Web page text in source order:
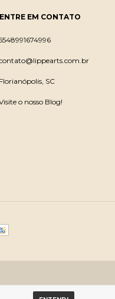
ENTRE EM CONTATO
Florianópolis, SC
o nosso Blog!